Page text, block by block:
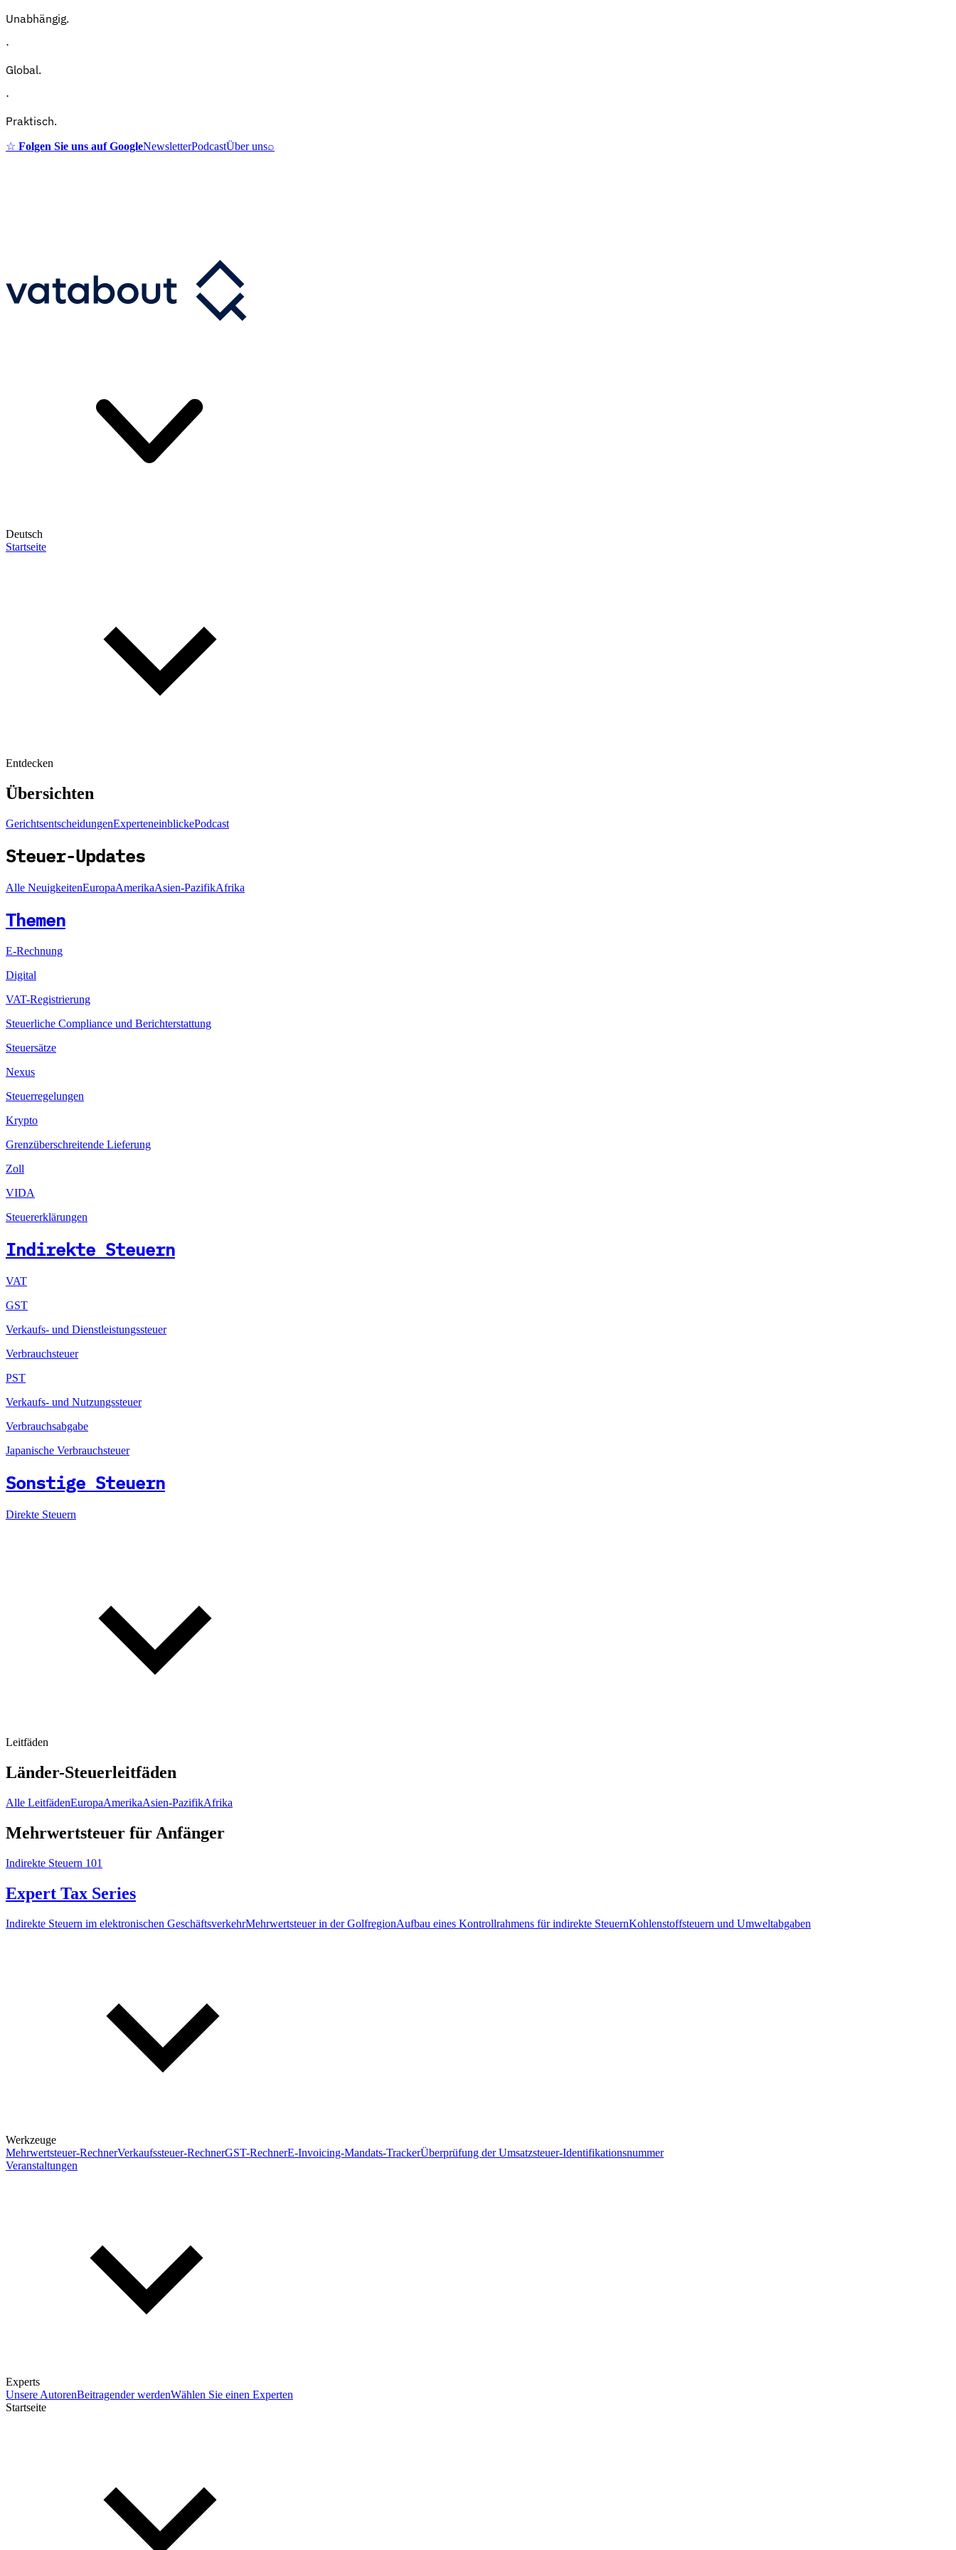
Unabhängig.
·
Global.
·
Praktisch.
☆ Folgen Sie uns auf GoogleNewsletterPodcastÜber uns⌕
Deutsch
Startseite
Entdecken
Übersichten
GerichtsentscheidungenExperteneinblickePodcast
Steuer-Updates
Alle NeuigkeitenEuropaAmerikaAsien-PazifikAfrika
Themen
E-Rechnung
Digital
VAT-Registrierung
Steuerliche Compliance und Berichterstattung
Steuersätze
Nexus
Steuerregelungen
Krypto
Grenzüberschreitende Lieferung
Zoll
VIDA
Steuererklärungen
Indirekte Steuern
VAT
GST
Verkaufs- und Dienstleistungssteuer
Verbrauchsteuer
PST
Verkaufs- und Nutzungssteuer
Verbrauchsabgabe
Japanische Verbrauchsteuer
Sonstige Steuern
Direkte Steuern
Leitfäden
Länder-Steuerleitfäden
Alle LeitfädenEuropaAmerikaAsien-PazifikAfrika
Mehrwertsteuer für Anfänger
Indirekte Steuern 101
Expert Tax Series
Indirekte Steuern im elektronischen GeschäftsverkehrMehrwertsteuer in der GolfregionAufbau eines Kontrollrahmens für indirekte SteuernKohlenstoffsteuern und Umweltabgaben
Werkzeuge
Mehrwertsteuer-RechnerVerkaufssteuer-RechnerGST-RechnerE-Invoicing-Mandats-TrackerÜberprüfung der Umsatzsteuer-Identifikationsnummer
Veranstaltungen
Experts
Unsere AutorenBeitragender werdenWählen Sie einen Experten
Startseite